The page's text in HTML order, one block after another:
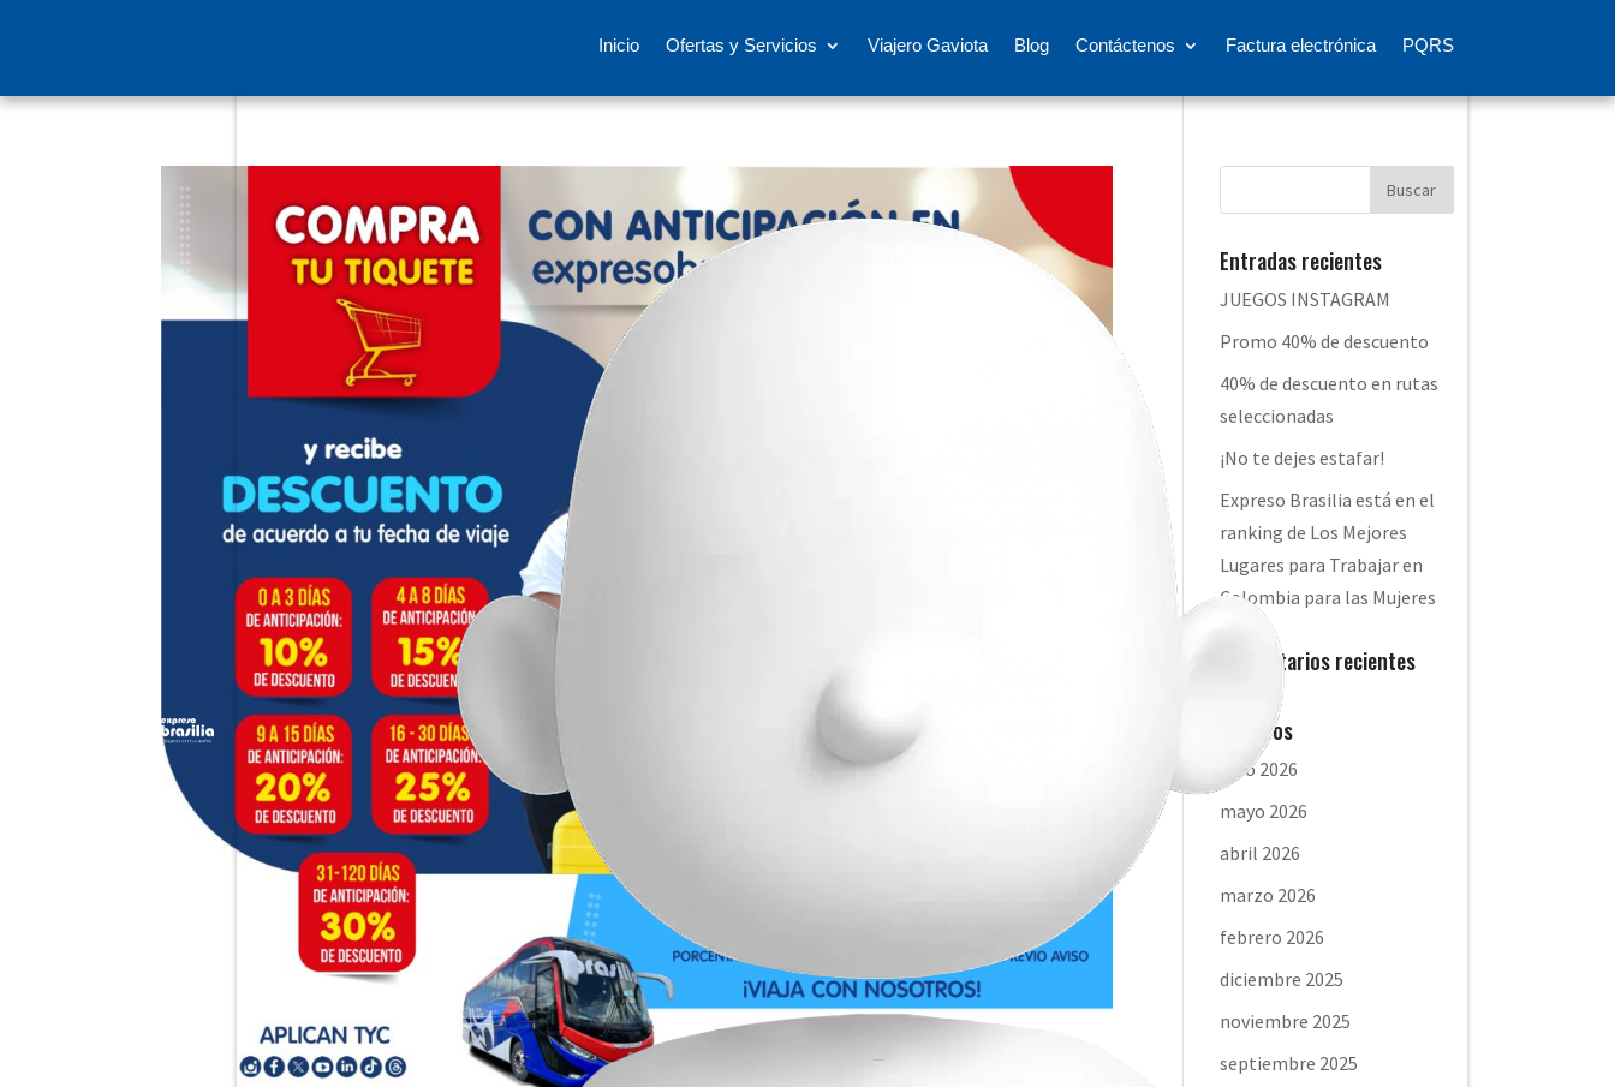
Inicio Ofertas y Servicios Viajero Gaviota Blog Contáctenos Factura electrónica PQRS
Entradas recientes
JUEGOS INSTAGRAM
Promo 40% de descuento
40% de descuento en rutas
seleccionadas
¡No te dejes estafar!
Expreso Brasilia está en el
ranking de Los Mejores
Lugares para Trabajar en
Colombia para las Mujeres
Comentarios recientes
Archivos
julio 2026
mayo 2026
abril 2026
marzo 2026
febrero 2026
diciembre 2025
noviembre 2025
septiembre 2025